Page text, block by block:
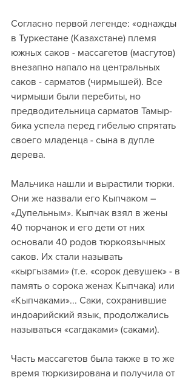
Согласно первой легенде: «однажды
в Туркестане (Казахстане) племя
южных саков - массагетов (масгутов)
внезапно напало на центральных
саков - сарматов (чирмышей). Все
чирмыши были перебиты, но
предводительница сарматов Тамыр-
бика успела перед гибелью спрятать
своего младенца - сына в дупле
дерева.
Мальчика нашли и вырастили тюрки.
Они же назвали его Кыпчаком –
«Дупельным». Кыпчак взял в жены
40 тюрчанок и его дети от них
основали 40 родов тюркоязычных
саков. Их стали называть
«кыргызами» (т.е. «сорок девушек» - в
память о сорока женах Кыпчака) или
«Кыпчаками»... Саки, сохранившие
индоарийский язык, продолжались
называться «сагдаками» (саками).
Часть массагетов была также в то же
время тюркизирована и получила от